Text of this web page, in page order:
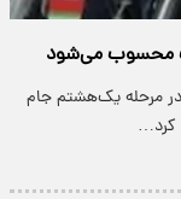
محسوب می‌شود
مرحله یک‌هشتم جام
کرد…